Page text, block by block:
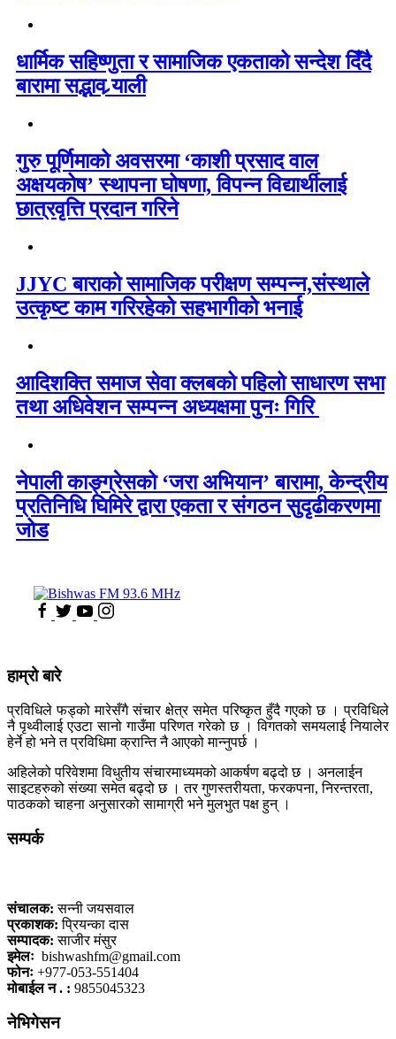
धार्मिक सहिष्णुता र सामाजिक एकताको सन्देश दिँदै
बारामा सद्भाव र्‍याली
गुरु पूर्णिमाको अवसरमा ‘काशी प्रसाद वाल
अक्षयकोष’ स्थापना घोषणा, विपन्न विद्यार्थीलाई
छात्रवृत्ति प्रदान गरिने
JJYC बाराको सामाजिक परीक्षण सम्पन्न,संस्थाले
उत्कृष्ट काम गरिरहेको सहभागीको भनाई
आदिशक्ति समाज सेवा क्लबको पहिलो साधारण सभा
तथा अधिवेशन सम्पन्न अध्यक्षमा पुनः गिरि
नेपाली काङ्ग्रेसको ‘जरा अभियान’ बारामा, केन्द्रीय
प्रतिनिधि घिमिरे द्वारा एकता र संगठन सुदृढीकरणमा
जोड
हाम्रो बारे
प्रविधिले फड्को मारेसँगै संचार क्षेत्र समेत परिष्कृत हुँदै गएको छ । प्रविधिले
नै पृथ्वीलाई एउटा सानो गाउँमा परिणत गरेको छ । विगतको समयलाई नियालेर
हेर्ने हो भने त प्रविधिमा क्रान्ति नै आएको मान्नुपर्छ ।
अहिलेको परिवेशमा विधुतीय संचारमाध्यमको आकर्षण बढ्दो छ । अनलाईन
साइटहरुको संख्या समेत बढ्दो छ । तर गुणस्तरीयता, फरकपना, निरन्तरता,
पाठकको चाहना अनुसारको सामाग्री भने मुलभुत पक्ष हुन् ।
सम्पर्क
संचालक: सन्नी जयसवाल
प्रकाशक: प्रियन्का दास
सम्पादक: साजीर मंसुर
इमेलः bishwashfm@gmail.com
फोनः +977-053-551404
मोबाईल न . : 9855045323
नेभिगेसन